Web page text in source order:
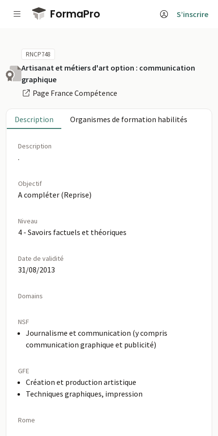
Passer au contenu principal
FormaPro S’inscrire
RNCP748
Artisanat et métiers d'art option : communication
graphique
Page France Compétence
Description Organismes de formation habilités
Description
.
Objectif
A compléter (Reprise)
Niveau
4 - Savoirs factuels et théoriques
Date de validité
31/08/2013
Domains
NSF
Journalisme et communication (y compris
communication graphique et publicité)
GFE
Création et production artistique
Techniques graphiques, impression
Rome